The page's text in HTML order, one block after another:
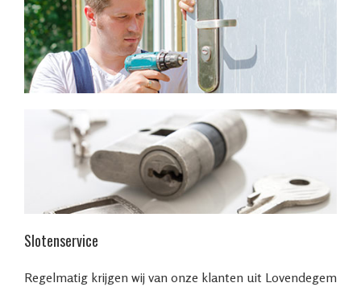
Slotenservice
Regelmatig krijgen wij van onze klanten uit Lovendegem